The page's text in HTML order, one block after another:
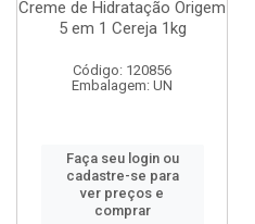
Creme de Hidratação Origem
5 em 1 Cereja 1kg
Código: 120856
Embalagem: UN
Faça seu login ou
cadastre-se para
ver preços e
comprar